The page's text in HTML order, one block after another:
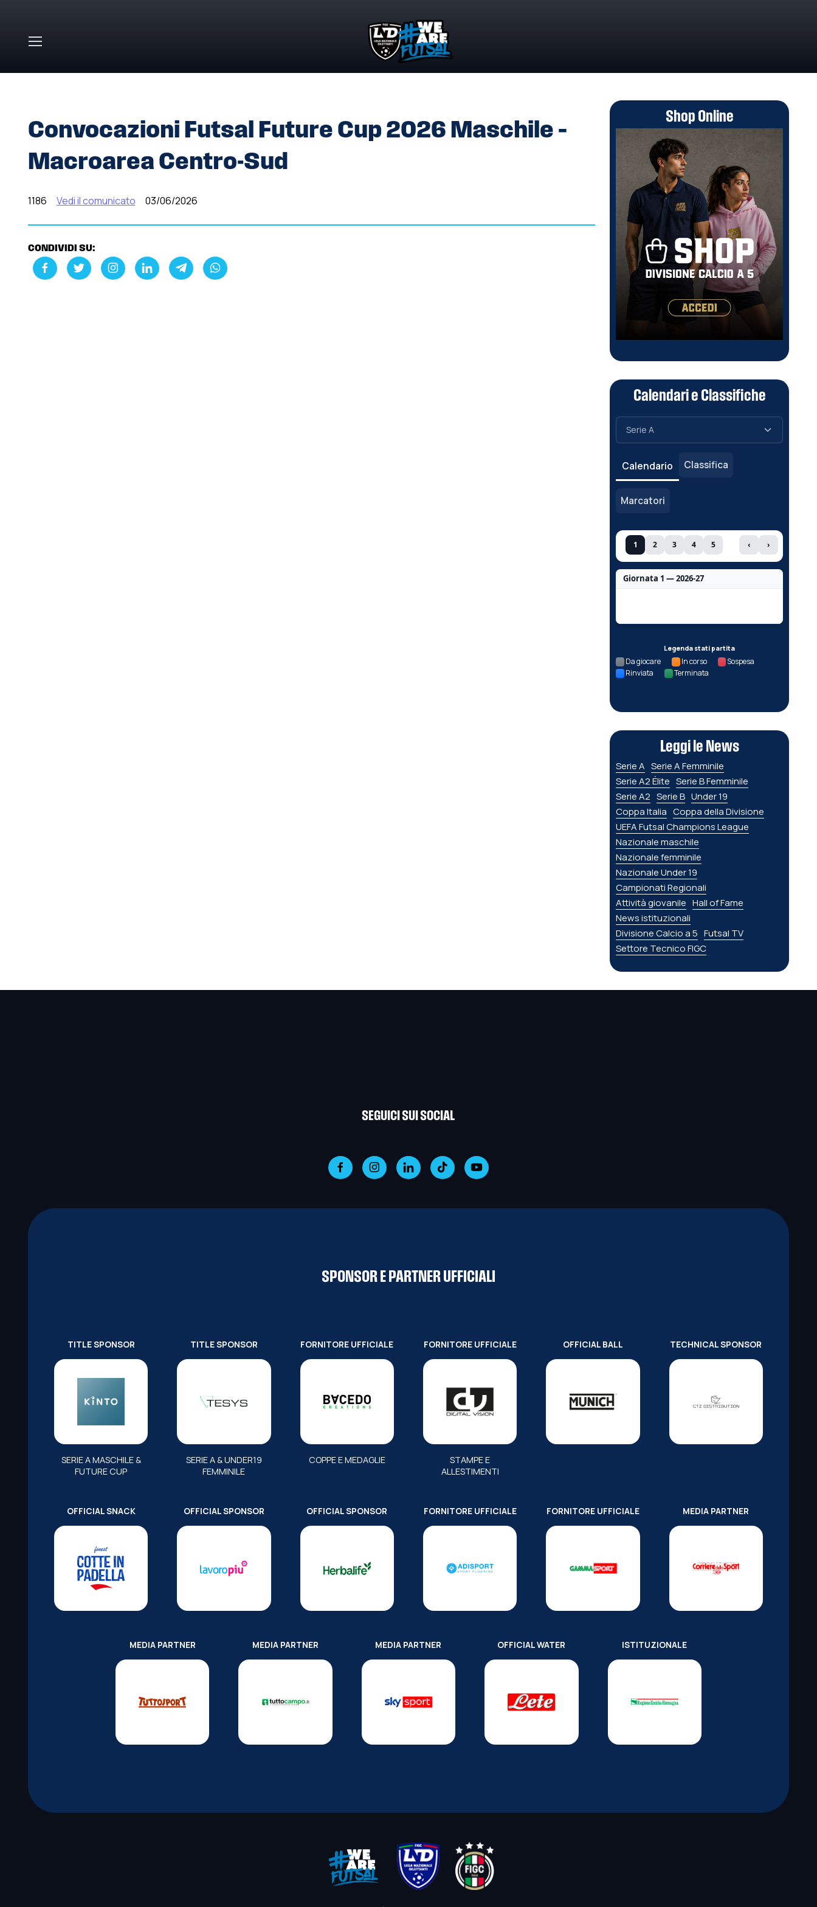
Convocazioni Futsal Future Cup 2026 Maschile –
Macroarea Centro-Sud
1186 Vedi il comunicato 03/06/2026
CONDIVIDI SU:
Shop Online
Calendari e Classifiche
Calendario Classifica
Marcatori
1 2 3 4 5 ‹ ›
Giornata 1 — 2026-27
Legenda stati partita
Da giocare In corso
Sospesa
Rinviata
Terminata
Leggi le News
Serie A Serie A Femminile
Serie A2 Élite Serie B Femminile
Serie A2 Serie B Under 19
Coppa Italia Coppa della Divisione
UEFA Futsal Champions League
Nazionale maschile
Nazionale femminile
Nazionale Under 19
Campionati Regionali
Attività giovanile Hall of Fame
News istituzionali
Divisione Calcio a 5 Futsal TV
Settore Tecnico FIGC
SEGUICI SUI SOCIAL
SPONSOR E PARTNER UFFICIALI
TITLE SPONSOR
SERIE A MASCHILE &
FUTURE CUP
TITLE SPONSOR
SERIE A & UNDER19
FEMMINILE
FORNITORE UFFICIALE
COPPE E MEDAGLIE
FORNITORE UFFICIALE
STAMPE E
ALLESTIMENTI
OFFICIAL BALL TECHNICAL SPONSOR
OFFICIAL SNACK OFFICIAL SPONSOR OFFICIAL SPONSOR FORNITORE UFFICIALE FORNITORE UFFICIALE MEDIA PARTNER
MEDIA PARTNER MEDIA PARTNER MEDIA PARTNER OFFICIAL WATER ISTITUZIONALE